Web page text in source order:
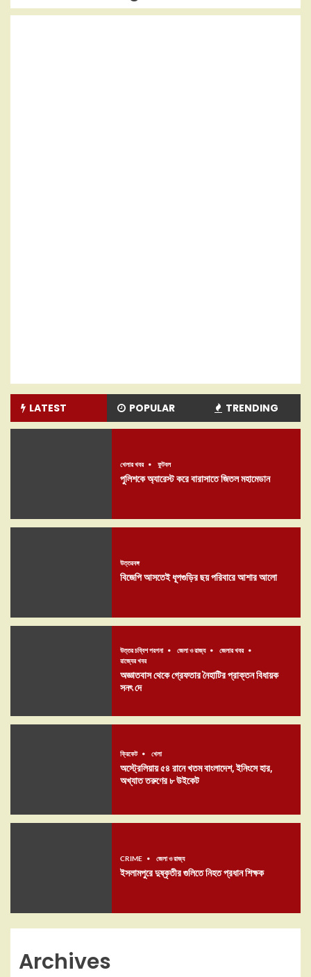
LATEST POPULAR TRENDING
খেলার খবর ফুটবল
পুলিশকে অ্যারেস্ট করে বারাসাতে জিতল মহামেডান
উত্তরবঙ্গ
বিজেপি আসতেই ধূপগুড়ির ছয় পরিবারে আশার আলো
উত্তর চব্বিশ পরগনা জেলা ও রাজ্য
জেলার খবর
রাজ্যের খবর
অজ্ঞাতবাস থেকে গ্রেফতার নৈহাটির প্রাক্তন বিধায়ক
সনৎ দে
ক্রিকেট খেলা
অস্ট্রেলিয়ায় ৫৪ রানে খতম বাংলাদেশ, ইনিংসে হার,
অখ্যাত তরুণের ৮ উইকেট
CRIME জেলা ও রাজ্য
ইসলামপুরে দুষ্কৃতীর গুলিতে নিহত প্রধান শিক্ষক
Archives